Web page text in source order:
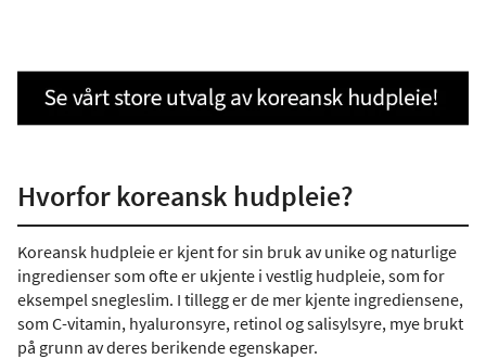
Hvorfor koreansk hudpleie?
Koreansk hudpleie er kjent for sin bruk av unike og naturlige
ingredienser som ofte er ukjente i vestlig hudpleie, som for
eksempel snegleslim. I tillegg er de mer kjente ingrediensene,
som C-vitamin, hyaluronsyre, retinol og salisylsyre, mye brukt
på grunn av deres berikende egenskaper.